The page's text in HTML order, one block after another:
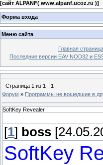
[сайт ALPANF( www.alpanf.ucoz.ru )]
Форма входа
Меню сайта
Главная страница
Последние версии EAV NOD32 и
Страница 1 из 1
1
Форум » Программы не вошедшие в
SoftKey Revealer
[1] boss
SoftKey